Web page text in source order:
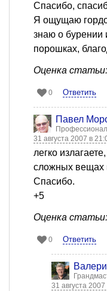
Спасибо,
Я ощущаю
знаю о бурении
порошках,
Оценка
0 Ответить
Павел
Профессионал
31 августа 2007 в
легко
сложных вещах
Спасибо.
+5
Оценка
0 Ответить
31 августа 2007